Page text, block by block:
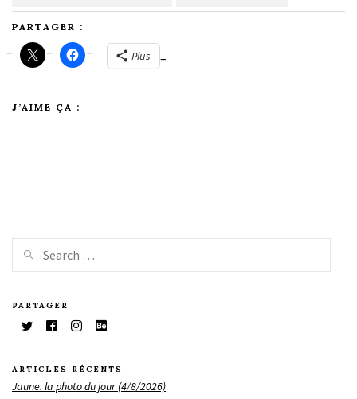
PARTAGER :
Plus
J’AIME ÇA :
PARTAGER
ARTICLES RÉCENTS
Jaune. la photo du jour (4/8/2026)